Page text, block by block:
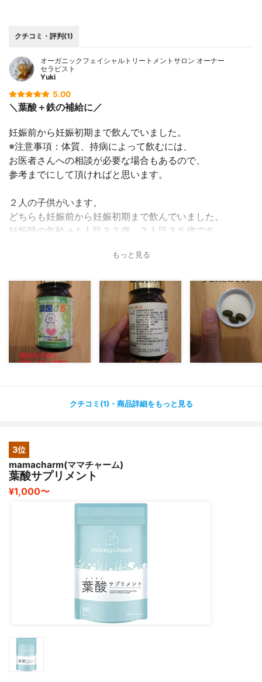
クチコミ・評判(1)
オーガニックフェイシャルトリートメントサロン オーナー
セラピスト
Yuki
5.00
＼葉酸＋鉄の補給に／
妊娠前から妊娠初期まで飲んでいました。
※注意事項：体質、持病によって飲むには、
お医者さんへの相談が必要な場合もあるので、
参考までにして頂ければと思います。
２人の子供がいます。
どちらも妊娠前から妊娠初期まで飲んでいました。
妊娠時の年齢→１人目３２歳、２人目３５歳です。
妊娠期間中は色々と大変な事もありましたが、
カプセルが大き目なので、
苦手な方はご注意下さい。
もっと見る
クチコミ(1)・商品詳細をもっと見る
3位
mamacharm(ママチャーム)
葉酸サプリメント
¥1,000〜